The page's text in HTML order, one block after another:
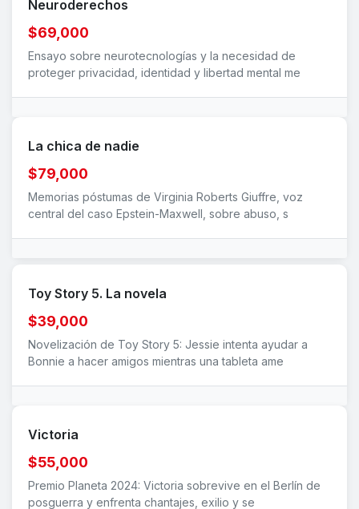
Neuroderechos
$69,000
Ensayo sobre neurotecnologías y la necesidad de
proteger privacidad, identidad y libertad mental me
La chica de nadie
$79,000
Memorias póstumas de Virginia Roberts Giuffre, voz
central del caso Epstein-Maxwell, sobre abuso, s
Toy Story 5. La novela
$39,000
Novelización de Toy Story 5: Jessie intenta ayudar a
Bonnie a hacer amigos mientras una tableta ame
Victoria
$55,000
Premio Planeta 2024: Victoria sobrevive en el Berlín de
posguerra y enfrenta chantajes, exilio y se